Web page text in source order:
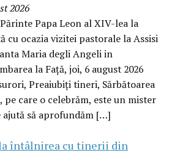
2026
Papa Leon al XIV-lea la
cu ocazia vizitei pastorale la Assisi
Maria degli Angeli in
la Față, joi, 6 august 2026
Preaiubiți tineri, Sărbătoarea
pe care o celebrăm, este un mister
ajută să aprofundăm […]
întâlnirea cu tinerii din